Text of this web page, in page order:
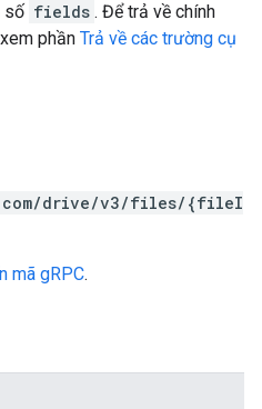
số fields . Để trả về chính
phần Trả về các trường cụ
drive/v3/files/{fileI
mã gRPC.